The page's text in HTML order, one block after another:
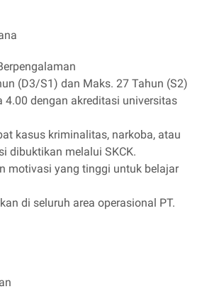
(D3/S1) dan Maks. 27 Tahun (S2)
4.00 dengan akreditasi universitas
kasus kriminalitas, narkoba, atau
dibuktikan melalui SKCK.
motivasi yang tinggi untuk belajar
di seluruh area operasional PT.